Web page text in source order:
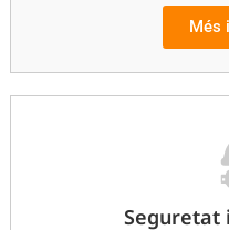
Més
Seguretat